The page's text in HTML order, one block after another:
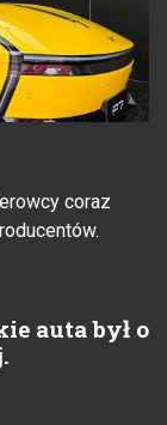
coraz
auta był o